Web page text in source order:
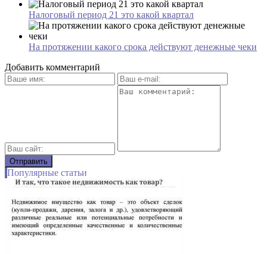
Налоговый период 21 это какой квартал
На протяжении какого срока действуют денежные чеки
Добавить комментарий
Популярные статьи